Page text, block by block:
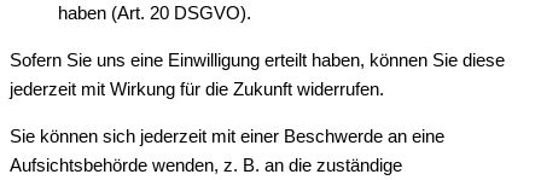
haben (Art. 20 DSGVO).
Sofern Sie uns eine Einwilligung erteilt haben, können Sie diese
jederzeit mit Wirkung für die Zukunft widerrufen.
Sie können sich jederzeit mit einer Beschwerde an eine
Aufsichtsbehörde wenden, z. B. an die zuständige